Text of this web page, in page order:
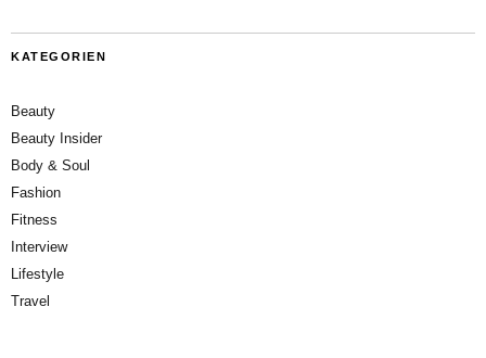
KATEGORIEN
Beauty
Beauty Insider
Body & Soul
Fashion
Fitness
Interview
Lifestyle
Travel